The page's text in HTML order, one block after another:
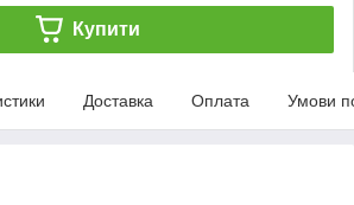
Купити
Доставка Оплата Умови